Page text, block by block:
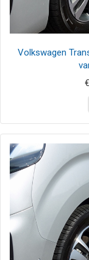
Volkswagen
€